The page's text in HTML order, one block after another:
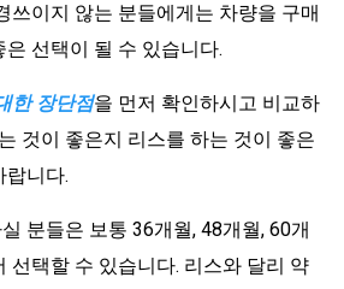
쓰이지 않는 분들에게는 차량을 구매
선택이 될 수 있습니다.
한 장단점을 먼저 확인하시고 비교하
것이 좋은지 리스를 하는 것이 좋은
랍니다.
분들은 보통 36개월, 48개월, 60개
선택할 수 있습니다. 리스와 달리 약